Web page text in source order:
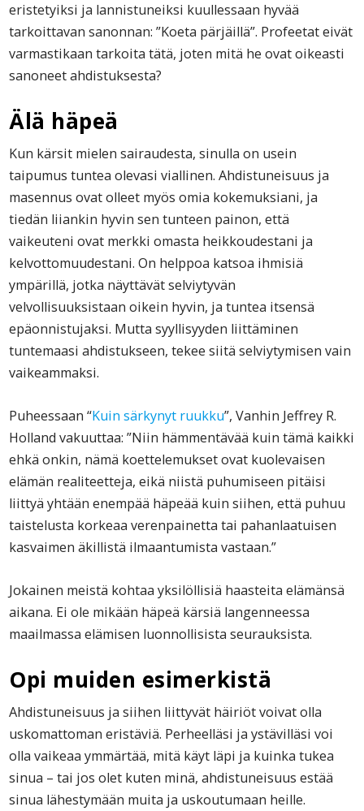
eristetyiksi ja lannistuneiksi kuullessaan hyvää
tarkoittavan sanonnan: ”Koeta pärjäillä”. Profeetat eivät
varmastikaan tarkoita tätä, joten mitä he ovat oikeasti
sanoneet ahdistuksesta?
Älä häpeä
Kun kärsit mielen sairaudesta, sinulla on usein
taipumus tuntea olevasi viallinen. Ahdistuneisuus ja
masennus ovat olleet myös omia kokemuksiani, ja
tiedän liiankin hyvin sen tunteen painon, että
vaikeuteni ovat merkki omasta heikkoudestani ja
kelvottomuudestani. On helppoa katsoa ihmisiä
ympärillä, jotka näyttävät selviytyvän
velvollisuuksistaan oikein hyvin, ja tuntea itsensä
epäonnistujaksi. Mutta syyllisyyden liittäminen
tuntemaasi ahdistukseen, tekee siitä selviytymisen vain
vaikeammaksi.
Puheessaan “Kuin särkynyt ruukku”, Vanhin Jeffrey R.
Holland vakuuttaa: ”Niin hämmentävää kuin tämä kaikki
ehkä onkin, nämä koettelemukset ovat kuolevaisen
elämän realiteetteja, eikä niistä puhumiseen pitäisi
liittyä yhtään enempää häpeää kuin siihen, että puhuu
taistelusta korkeaa verenpainetta tai pahanlaatuisen
kasvaimen äkillistä ilmaantumista vastaan.”
Jokainen meistä kohtaa yksilöllisiä haasteita elämänsä
aikana. Ei ole mikään häpeä kärsiä langenneessa
maailmassa elämisen luonnollisista seurauksista.
Opi muiden esimerkistä
Ahdistuneisuus ja siihen liittyvät häiriöt voivat olla
uskomattoman eristäviä. Perheelläsi ja ystävilläsi voi
olla vaikeaa ymmärtää, mitä käyt läpi ja kuinka tukea
sinua – tai jos olet kuten minä, ahdistuneisuus estää
sinua lähestymään muita ja uskoutumaan heille.